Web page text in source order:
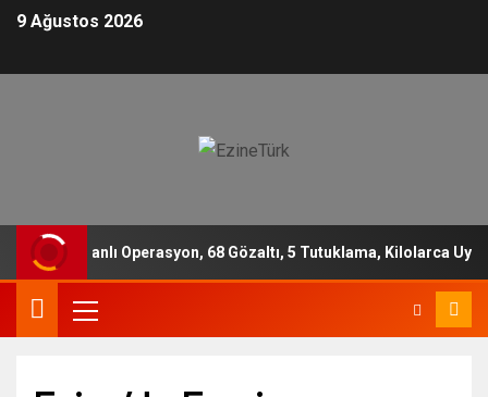
9 Ağustos 2026
Zamanlı Operasyon, 68 Gözaltı, 5 Tutuklama, Kilolarca